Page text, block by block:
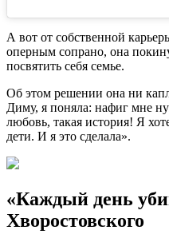
А вот от собственной
оперным сопрано, она
посвятить себя семье.
Об этом решении она ни
Диму, я поняла: нафиг мне
любовь, такая история! Я
дети. И я это сделала».
«Каждый день
Хворостовского